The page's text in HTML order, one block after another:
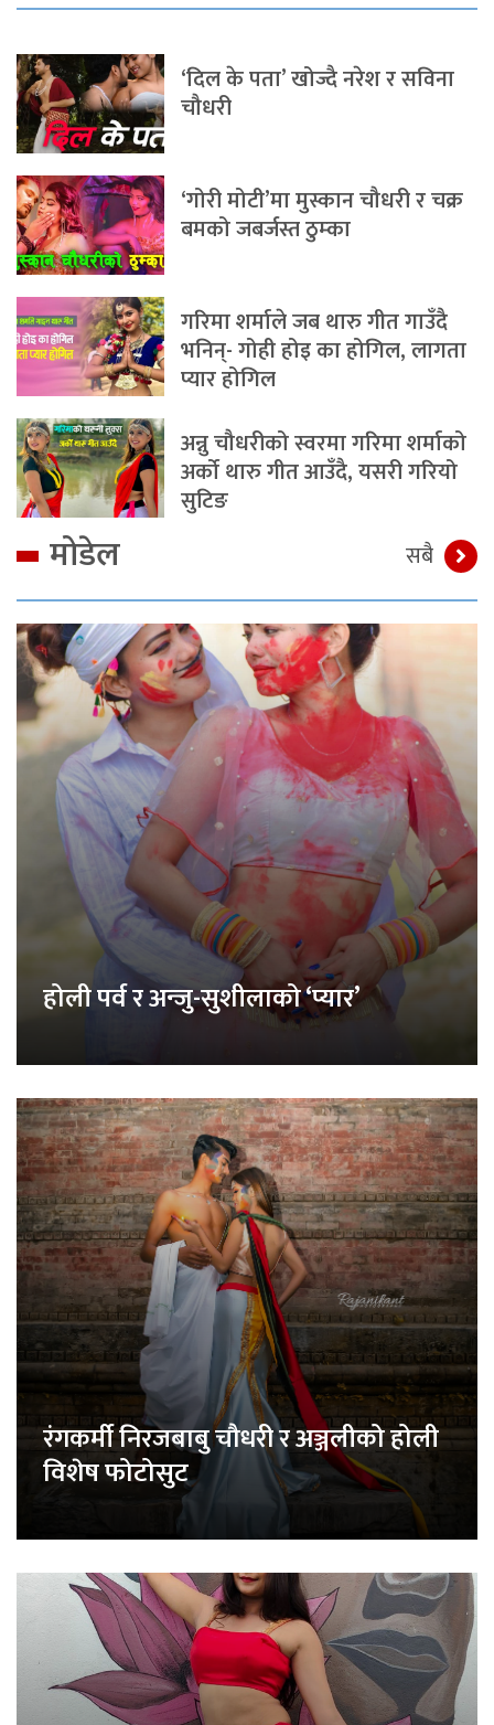
‘दिल के पता’ खोज्दै नरेश र सविना
चौधरी
‘गोरी मोटी’मा मुस्कान चौधरी र चक्र
बमको जबर्जस्त ठुम्का
गरिमा शर्माले जब थारु गीत गाउँदै
भनिन्- गोही होइ का होगिल, लागता
प्यार होगिल
अन्नु चौधरीको स्वरमा गरिमा शर्माको
अर्को थारु गीत आउँदै, यसरी गरियो
सुटिङ
मोडेल सबै
होली पर्व र अन्जु-सुशीलाको ‘प्यार’
रंगकर्मी निरजबाबु चौधरी र अञ्जलीको होली
विशेष फोटोसुट